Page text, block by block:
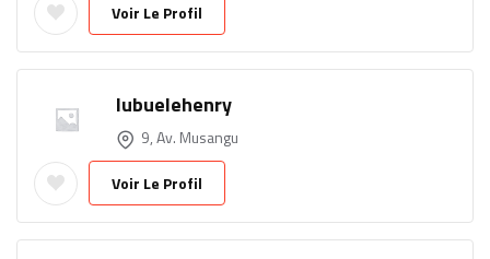
Voir Le Profil
lubuelehenry
9, Av. Musangu
Voir Le Profil